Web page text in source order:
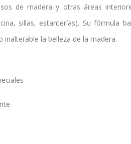
de madera y otras áreas
sillas, estanterías). Su fórmula
la belleza de la madera.